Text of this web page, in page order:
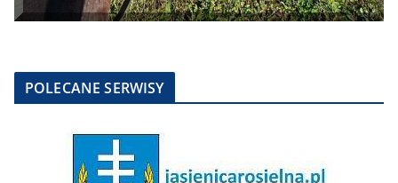
POLECANE SERWISY